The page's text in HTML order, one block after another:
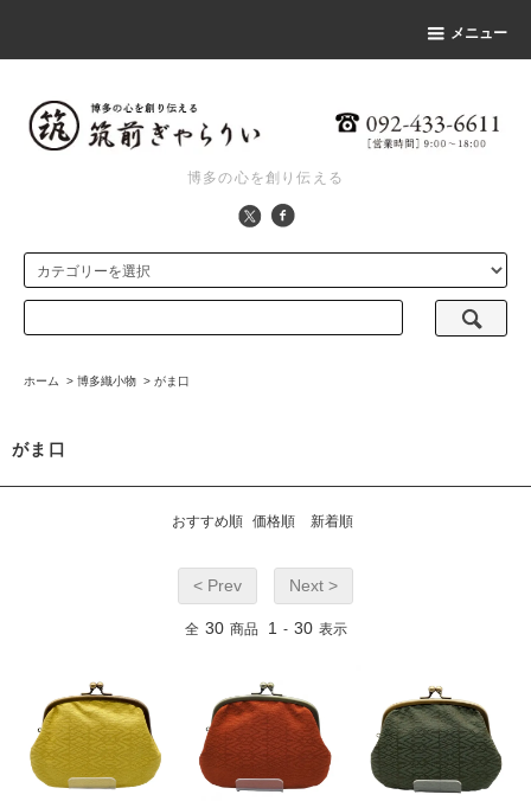
メニュー
博多の心を創り伝える
ホーム > 博多織小物 > がま口
がま口
おすすめ順 価格順 新着順
< Prev Next >
全 30 商品 1 - 30 表示